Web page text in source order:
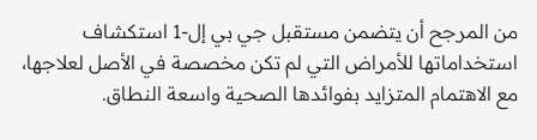
من المرجح أن يتضمن مستقبل جي بي إل-1 استكشاف
استخداماتها للأمراض التي لم تكن مخصصة في الأصل لعلاجها،
مع الاهتمام المتزايد بفوائدها الصحية واسعة النطاق.